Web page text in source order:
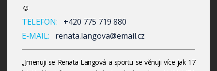
☺
TELEFON:
+420 775 719 880
E-MAIL:
renata.langova@email.cz
„Jmenuji se Renata Langová a sportu se věnuji více jak 17